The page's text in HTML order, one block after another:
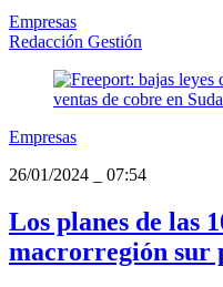
Empresas
Redacción Gestión
Empresas
26/01/2024
07:54
Los planes de las
macrorregión sur